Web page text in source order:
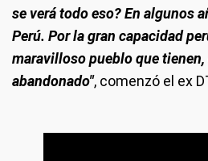
se verá todo eso? En algunos
Perú. Por la gran capacidad
maravilloso pueblo que
abandonado", comenzó el ex